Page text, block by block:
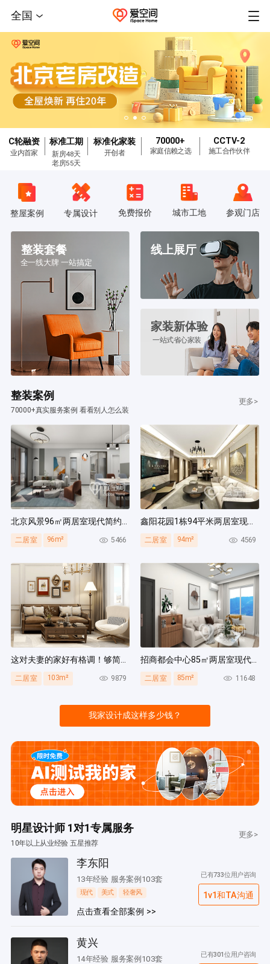
全国
C轮融资
业内首家
标准工期
新房48天
老房55天
标准化家装
开创者
70000+
家庭信赖之选
CCTV-2
施工合作伙伴
整屋案例 专属设计 免费报价 城市工地 参观门店
整装套餐
全一线大牌 一站搞定
线上展厅
家装新体验
一站式省心家装
整装案例
70000+真实服务案例 看看别人怎么装
更多>
北京风景96㎡两居室现代简约风装修案例
二居室 96m² 5466
鑫阳花园1栋94平米两居室现代简约风装修案例
二居室 94m² 4569
这对夫妻的家好有格调！够简洁还复古，好打扫卫生太贴心~
二居室 103m² 9879
招商都会中心85㎡两居室现代简约风装修案例
二居室 85m² 11648
我家设计成这样多少钱？
明星设计师 1对1专属服务
10年以上从业经验 五星推荐
更多>
李东阳
13年经验 服务案例103套
现代 美式 轻奢风
点击查看全部案例 >>
已有733位用户咨询
1v1和TA沟通
黄兴
14年经验 服务案例103套 已有301位用户咨询